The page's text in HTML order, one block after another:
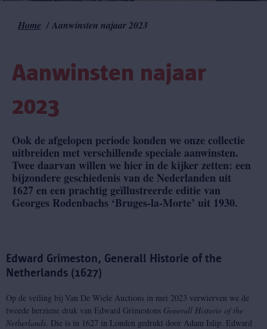
Kruimelpad
Home Aanwinsten najaar 2023
Aanwinsten najaar
2023
Ook de afgelopen periode konden we onze collectie
uitbreiden met verschillende speciale aanwinsten.
Twee daarvan willen we hier in de kijker zetten: een
bijzondere geschiedenis van de Nederlanden uit
1627 en een prachtig geïllustreerde editie van
Georges Rodenbachs ‘Bruges-la-Morte’ uit 1930.
Edward Grimeston, Generall Historie of the
Netherlands (1627)
Op de veiling bij Van De Wiele Auctions in mei 2023 verwierven we de
tweede herziene druk van Edward Grimestons Generall Historie of the
Netherlands. Die is in 1627 in Londen gedrukt door Adam Islip. Edward